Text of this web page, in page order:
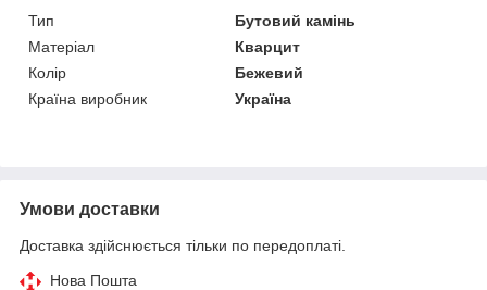
Тип
Бутовий камінь
Матеріал
Кварцит
Колір
Бежевий
Країна виробник
Україна
Умови доставки
Доставка здійснюється тільки по передоплаті.
Нова Пошта